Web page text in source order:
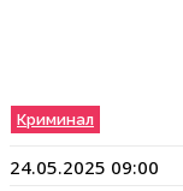
Криминал
24.05.2025 09:00